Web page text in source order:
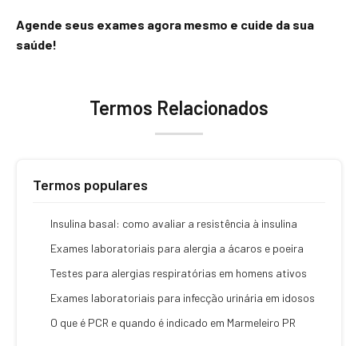
Agende seus exames agora mesmo e cuide da sua
saúde!
Termos Relacionados
Termos populares
Insulina basal: como avaliar a resistência à insulina
Exames laboratoriais para alergia a ácaros e poeira
Testes para alergias respiratórias em homens ativos
Exames laboratoriais para infecção urinária em idosos
O que é PCR e quando é indicado em Marmeleiro PR